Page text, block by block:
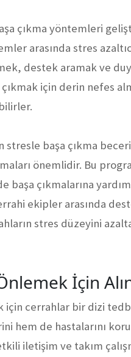
çıkma yöntemleri
arasında stres
destek aramak ve
çıkmak için derin nefes
stresle başa çıkma
önemlidir. Bu
başa çıkmalarına
ekipler arasında
stres düzeyini
İçin
için cerrahlar bir dizi
hem de hastalarını
iletişim ve takım